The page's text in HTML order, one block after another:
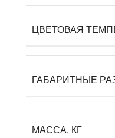
ЦВЕТОВАЯ
ГАБАРИТНЫЕ
МАССА, КГ